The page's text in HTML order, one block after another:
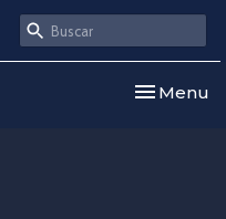
Toggle
Menu